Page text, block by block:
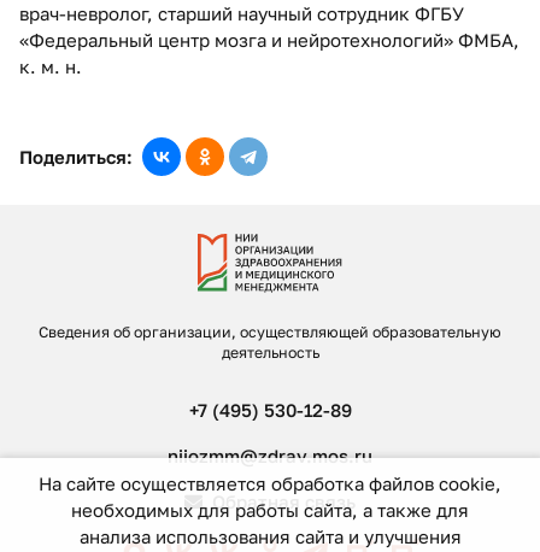
врач-невролог, старший научный сотрудник ФГБУ
«Федеральный центр мозга и нейротехнологий» ФМБА,
к. м. н.
Поделиться:
Сведения об организации, осуществляющей образовательную
деятельность
+7 (495) 530-12-89
niiozmm@zdrav.mos.ru
Обратная связь
На сайте осуществляется обработка файлов cookie,
необходимых для работы сайта, а также для
анализа использования сайта и улучшения